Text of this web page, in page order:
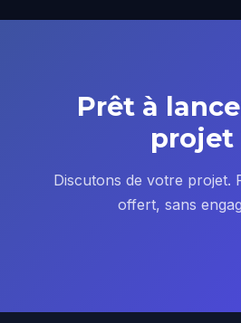
Prêt à
projet
Discutons de votre projet.
offert, sans